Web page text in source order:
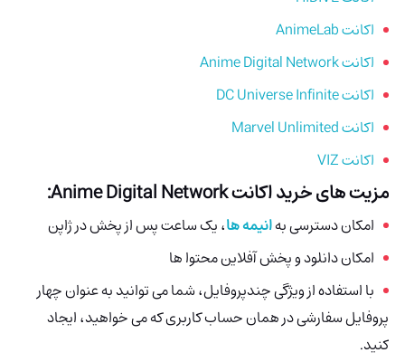
اکانت AnimeLab
اکانت Anime Digital Network
اکانت DC Universe Infinite
اکانت Marvel Unlimited
اکانت VIZ
مزیت های خرید اکانت Anime Digital Network:
امکان دسترسی بهانیمه ها، یک ساعت پس از پخش در ژاپن
امکان دانلود و پخش آفلاین محتوا ها
با استفاده از ویژگی چندپروفایل، شما می توانید به عنوان چهار
پروفایل سفارشی در همان حساب کاربری که می خواهید، ایجاد
کنید.